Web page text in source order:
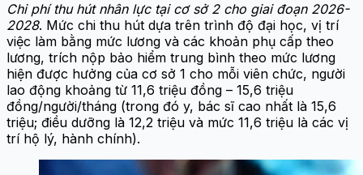
Chi phí thu hút nhân lực tại cơ sở 2 cho giai đoạn 2026-
2028. Mức chi thu hút dựa trên trình độ đại học, vị trí
việc làm bằng mức lương và các khoản phụ cấp theo
lương, trích nộp bảo hiểm trung bình theo mức lương
hiện được hưởng của cơ sở 1 cho mỗi viên chức, người
lao động khoảng từ 11,6 triệu đồng – 15,6 triệu
đồng/người/tháng (trong đó y, bác sĩ cao nhất là 15,6
triệu; điều dưỡng là 12,2 triệu và mức 11,6 triệu là các vị
trí hộ lý, hành chính).